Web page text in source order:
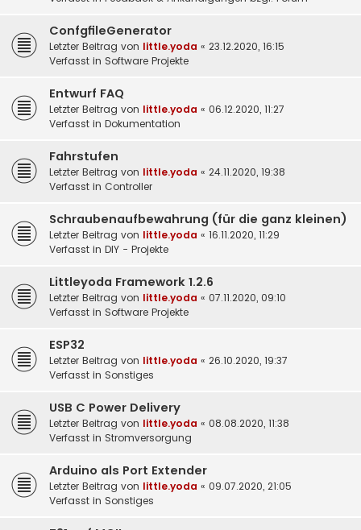
ConfgfileGenerator
Letzter Beitrag von little.yoda « 23.12.2020, 16:15
Verfasst in Software Projekte
Entwurf FAQ
Letzter Beitrag von little.yoda « 06.12.2020, 11:27
Verfasst in Dokumentation
Fahrstufen
Letzter Beitrag von little.yoda « 24.11.2020, 19:38
Verfasst in Controller
Schraubenaufbewahrung (für die ganz kleinen)
Letzter Beitrag von little.yoda « 16.11.2020, 11:29
Verfasst in DIY - Projekte
Littleyoda Framework 1.2.6
Letzter Beitrag von little.yoda « 07.11.2020, 09:10
Verfasst in Software Projekte
ESP32
Letzter Beitrag von little.yoda « 26.10.2020, 19:37
Verfasst in Sonstiges
USB C Power Delivery
Letzter Beitrag von little.yoda « 08.08.2020, 11:38
Verfasst in Stromversorgung
Arduino als Port Extender
Letzter Beitrag von little.yoda « 09.07.2020, 21:05
Verfasst in Sonstiges